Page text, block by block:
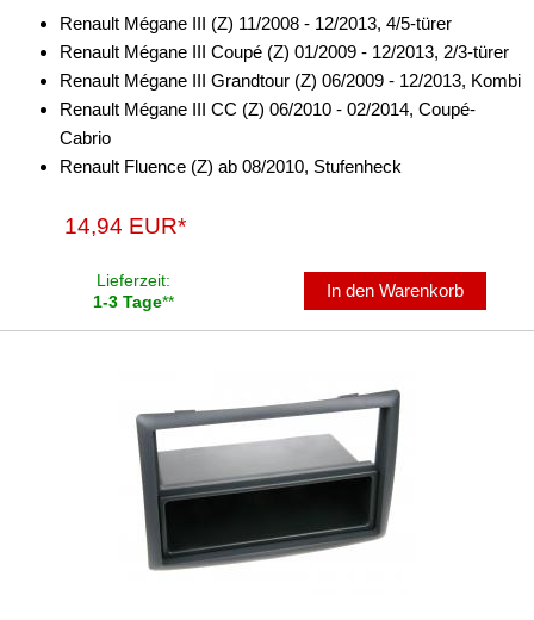
Wechsler-Zubehör
Werkstatt
Renault Mégane III (Z) 11/2008 - 12/2013, 4/5-türer
Renault Mégane III Coupé (Z) 01/2009 - 12/2013, 2/3-türer
Renault Mégane III Grandtour (Z) 06/2009 - 12/2013, Kombi
Renault Mégane III CC (Z) 06/2010 - 02/2014, Coupé-
Cabrio
Renault Fluence (Z) ab 08/2010, Stufenheck
14,94 EUR*
Lieferzeit:
1-3 Tage**
In den Warenkorb